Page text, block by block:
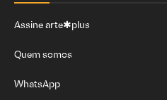
Assine arte✱plus
Quem somos
WhatsApp